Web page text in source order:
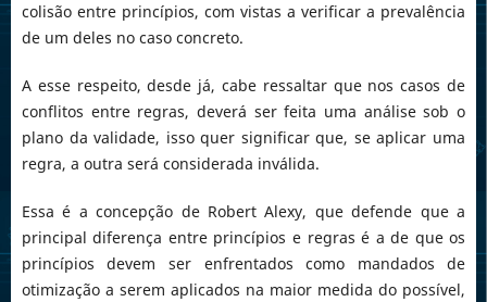
colisão entre princípios, com vistas a verificar a prevalência
de um deles no caso concreto.
A esse respeito, desde já, cabe ressaltar que nos casos de
conflitos entre regras, deverá ser feita uma análise sob o
plano da validade, isso quer significar que, se aplicar uma
regra, a outra será considerada inválida.
Essa é a concepção de Robert Alexy, que defende que a
principal diferença entre princípios e regras é a de que os
princípios devem ser enfrentados como mandados de
otimização a serem aplicados na maior medida do possível,